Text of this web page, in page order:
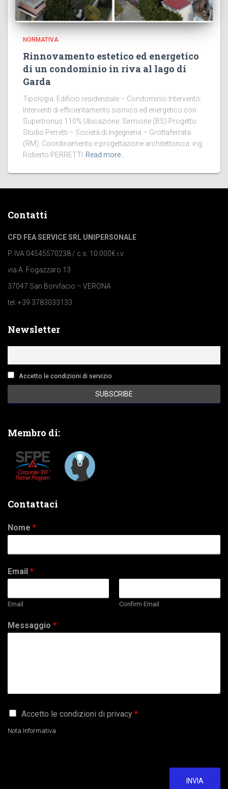
NORMATIVA
Rinnovamento estetico ed energetico
di un condominio in riva al lago di
Garda
Tipologia: Edificio residenziale – Condominio Intervento:
Interventi di efficientamento sismico ed energetico con
Superbonus 110% Ubicazione: Sirmione (BS) Progetto:
Studio Perretti – Società di Ingegneria – Grottaferrata
(RM) Coordinamento e progettazione architettonica: ing.
Roberto PERRETTI Read more…
Contatti
CFD FEA SERVICE SRL UNIPERSONALE
P. IVA 04545570238 / c.s. 10.000€ i.v.
via A. Fogazzaro 13
37047 San Bonifacio – VERONA
tel. +39 3783033133
Newsletter
Accetto le condizioni di servizio
Membro di:
Contattaci
Nome *
Email *
Email Confirm Email
Messaggio *
G
P
Accetto le condizioni di privacy *
Nota Informativa
INVIA